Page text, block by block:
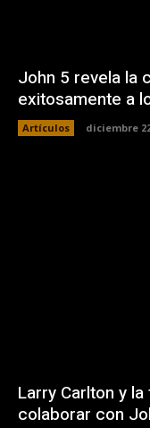
John 5 revela la
exitosamente a
Artículos diciembre
Larry Carlton y
colaborar con